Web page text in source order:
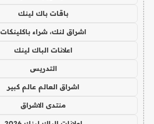
باقات باك لينك
اشراق لنك، شراء باكلينكات
اعلانات الباك لينك
التدريس
اشراق العالم عالم كبير
منتدى الاشراق